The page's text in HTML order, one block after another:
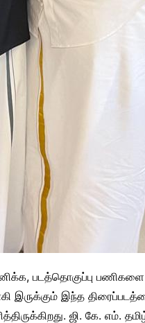
படத்தொகுப்பு
இருக்கும் இந்த
ஜி. கே. எம்.